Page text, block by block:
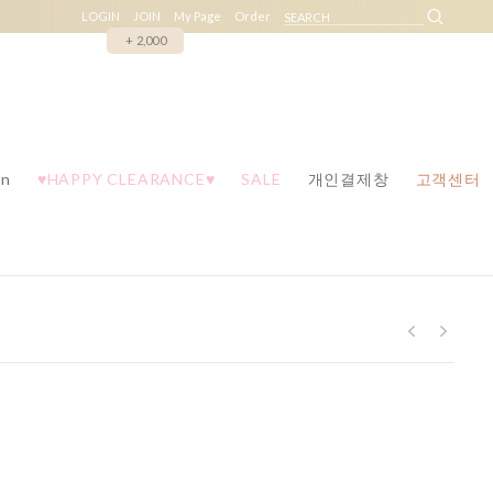
LOGIN
JOIN
+ 2,000
My Page Order
♥HAPPY CLEARANCE♥ SALE 개인결제창 고객센터